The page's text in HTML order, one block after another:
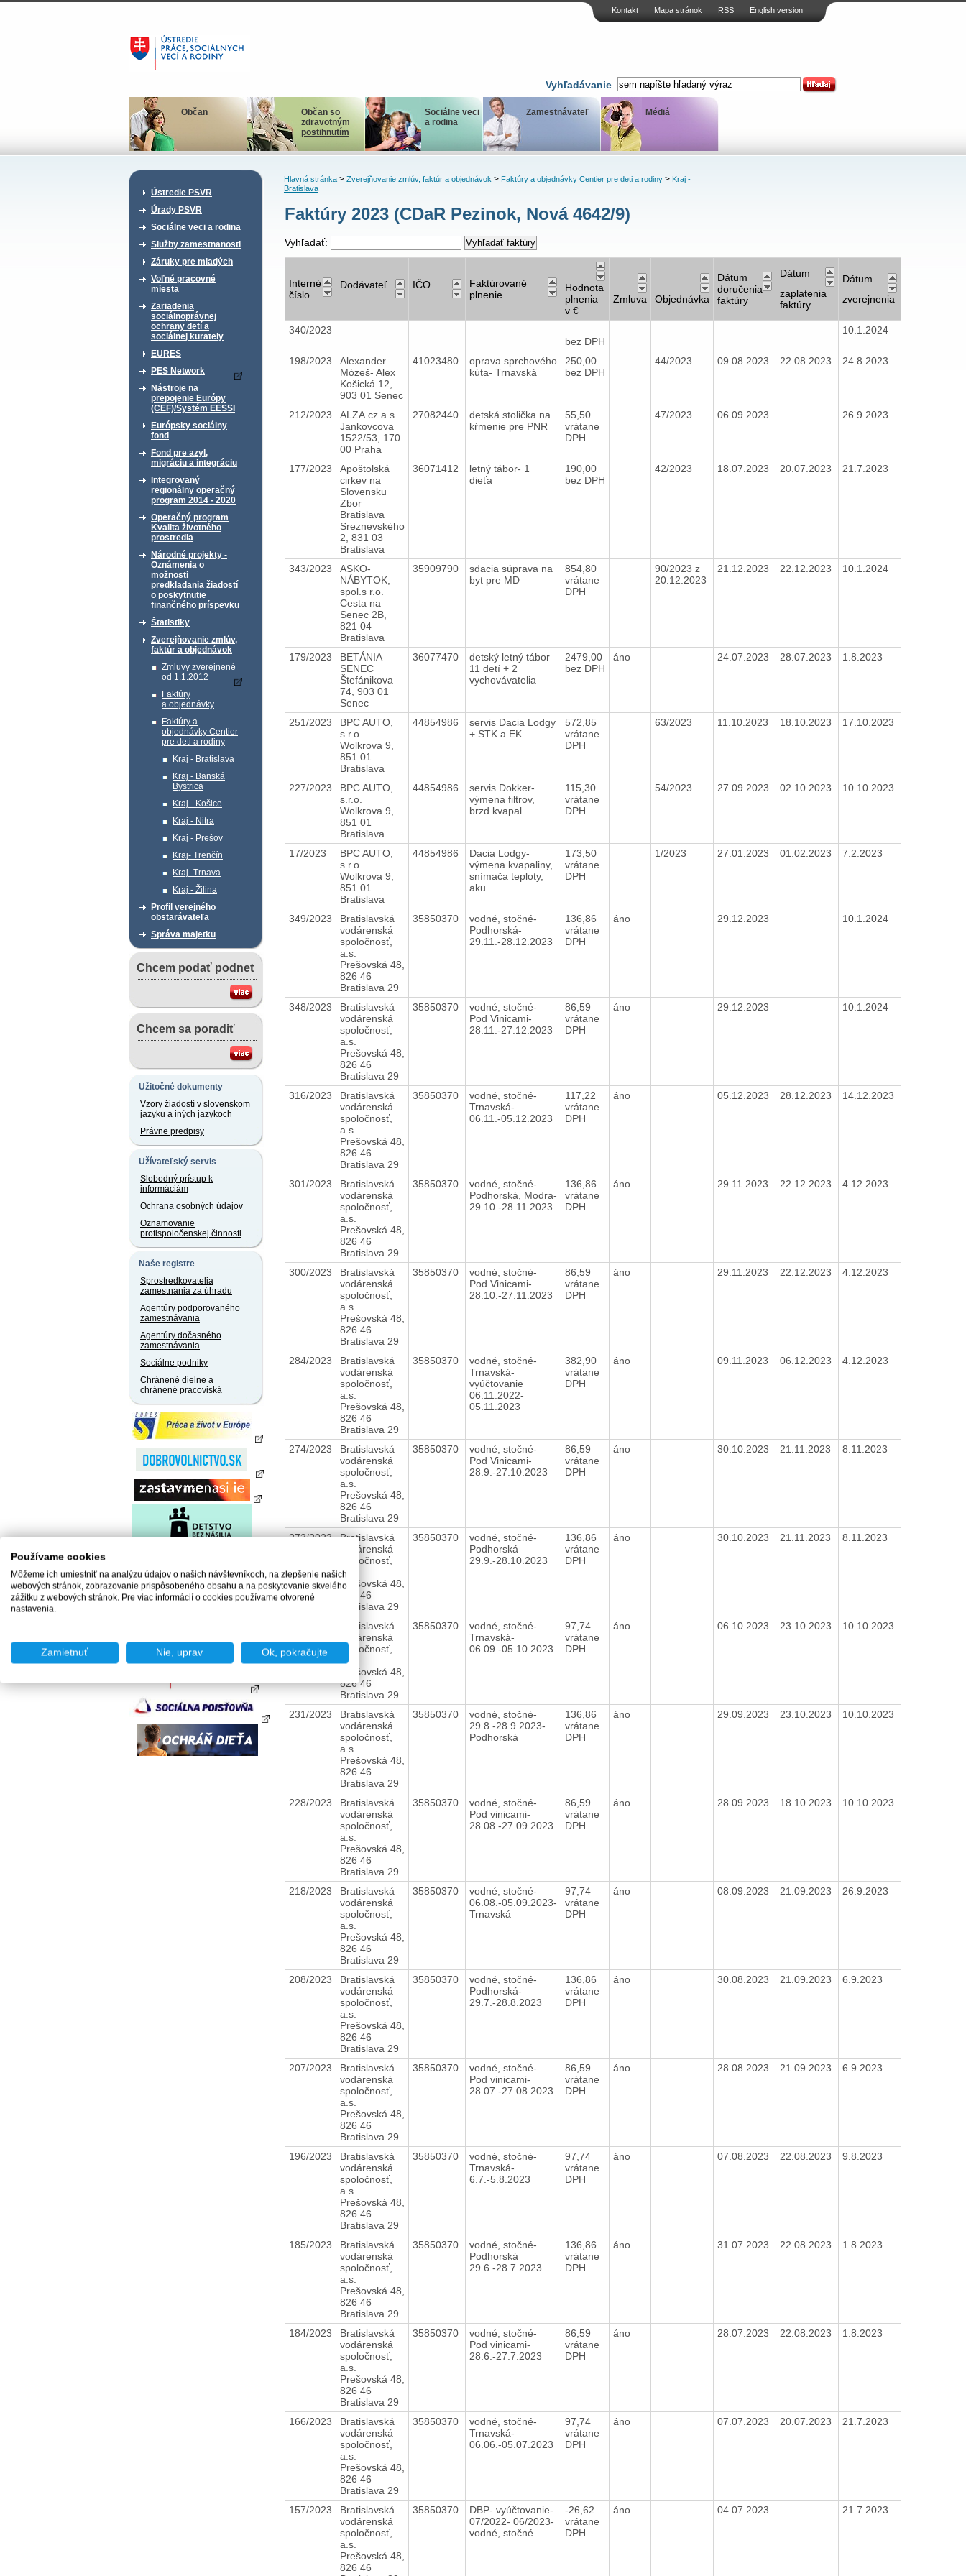
Kontakt Mapa stránok RSS English version
Vyhľadávanie
Občan
Občan so
zdravotným
postihnutím
Sociálne veci
a rodina
Zamestnávateľ Médiá
Ústredie PSVR
Úrady PSVR
Sociálne veci a rodina
Služby zamestnanosti
Záruky pre mladých
Voľné pracovné
miesta
Zariadenia
sociálnoprávnej
ochrany detí a
sociálnej kurately
EURES
PES Network
Nástroje na
prepojenie Európy
(CEF)/Systém EESSI
Európsky sociálny
fond
Fond pre azyl,
migráciu a integráciu
Integrovaný
regionálny operačný
program 2014 - 2020
Operačný program
Kvalita životného
prostredia
Národné projekty -
Oznámenia o
možnosti
predkladania žiadostí
o poskytnutie
finančného príspevku
Štatistiky
Zverejňovanie zmlúv,
faktúr a objednávok
Zmluvy zverejnené
od 1.1.2012
Faktúry
a objednávky
Faktúry a
objednávky Centier
pre deti a rodiny
Kraj - Bratislava
Kraj - Banská
Bystrica
Kraj - Košice
Kraj - Nitra
Kraj - Prešov
Kraj- Trenčín
Kraj- Trnava
Kraj - Žilina
Profil verejného
obstarávateľa
Správa majetku
Chcem podať podnet
Chcem sa poradiť
Užitočné dokumenty
Vzory žiadostí v slovenskom
jazyku a iných jazykoch
Právne predpisy
Užívateľský servis
Slobodný prístup k
informáciám
Ochrana osobných údajov
Oznamovanie
protispoločenskej činnosti
Naše registre
Sprostredkovatelia
zamestnania za úhradu
Agentúry podporovaného
zamestnávania
Agentúry dočasného
zamestnávania
Sociálne podniky
Chránené dielne a
chránené pracoviská
Hlavná stránka> Zverejňovanie zmlúv, faktúr a objednávok> Faktúry a objednávky Centier pre deti a rodiny> Kraj -
Bratislava
Faktúry 2023 (CDaR Pezinok, Nová 4642/9)
Vyhľadať:
Interné
číslo
Dodávateľ IČO
Faktúrované
plnenie
Hodnota
plnenia
v €
Zmluva Objednávka
Dátum
doručenia
faktúry
Dátum
zaplatenia
faktúry
Dátum
zverejnenia
340/2023
bez DPH
10.1.2024
198/2023
Alexander
Mózeš- Alex
Košická 12,
903 01 Senec
41023480
oprava sprchového
kúta- Trnavská
250,00
bez DPH
44/2023 09.08.2023 22.08.2023 24.8.2023
212/2023
ALZA.cz a.s.
Jankovcova
1522/53, 170
00 Praha
27082440
detská stolička na
kŕmenie pre PNR
55,50
vrátane
DPH
47/2023 06.09.2023 26.9.2023
177/2023
Apoštolská
cirkev na
Slovensku
Zbor
Bratislava
Sreznevského
2, 831 03
Bratislava
36071412
letný tábor- 1
dieťa
190,00
bez DPH
42/2023 18.07.2023 20.07.2023 21.7.2023
343/2023
ASKO-
NÁBYTOK,
spol.s r.o.
Cesta na
Senec 2B,
821 04
Bratislava
35909790
sdacia súprava na
byt pre MD
854,80
vrátane
DPH
90/2023 z
20.12.2023
21.12.2023 22.12.2023 10.1.2024
179/2023
BETÁNIA
SENEC
Štefánikova
74, 903 01
Senec
36077470
detský letný tábor
11 detí + 2
vychovávatelia
2479,00
bez DPH
áno 24.07.2023 28.07.2023 1.8.2023
251/2023
BPC AUTO,
s.r.o.
Wolkrova 9,
851 01
Bratislava
44854986
servis Dacia Lodgy
+ STK a EK
572,85
vrátane
DPH
63/2023 11.10.2023 18.10.2023 17.10.2023
227/2023
BPC AUTO,
s.r.o.
Wolkrova 9,
851 01
Bratislava
44854986
servis Dokker-
výmena filtrov,
brzd.kvapal.
115,30
vrátane
DPH
54/2023 27.09.2023 02.10.2023 10.10.2023
17/2023
BPC AUTO,
s.r.o.
Wolkrova 9,
851 01
Bratislava
44854986
Dacia Lodgy-
výmena kvapaliny,
snímača teploty,
aku
173,50
vrátane
DPH
1/2023 27.01.2023 01.02.2023 7.2.2023
349/2023
Bratislavská
vodárenská
spoločnosť,
a.s.
Prešovská 48,
826 46
Bratislava 29
35850370
vodné, stočné-
Podhorská-
29.11.-28.12.2023
136,86
vrátane
DPH
áno 29.12.2023 10.1.2024
348/2023
Bratislavská
vodárenská
spoločnosť,
a.s.
Prešovská 48,
826 46
Bratislava 29
35850370
vodné, stočné-
Pod Vinicami-
28.11.-27.12.2023
86,59
vrátane
DPH
áno 29.12.2023 10.1.2024
316/2023
Bratislavská
vodárenská
spoločnosť,
a.s.
Prešovská 48,
826 46
Bratislava 29
35850370
vodné, stočné-
Trnavská-
06.11.-05.12.2023
117,22
vrátane
DPH
áno 05.12.2023 28.12.2023 14.12.2023
301/2023
Bratislavská
vodárenská
spoločnosť,
a.s.
Prešovská 48,
826 46
Bratislava 29
35850370
vodné, stočné-
Podhorská, Modra-
29.10.-28.11.2023
136,86
vrátane
DPH
áno 29.11.2023 22.12.2023 4.12.2023
300/2023
Bratislavská
vodárenská
spoločnosť,
a.s.
Prešovská 48,
826 46
Bratislava 29
35850370
vodné, stočné-
Pod Vinicami-
28.10.-27.11.2023
86,59
vrátane
DPH
áno 29.11.2023 22.12.2023 4.12.2023
284/2023
Bratislavská
vodárenská
spoločnosť,
a.s.
Prešovská 48,
826 46
Bratislava 29
35850370
vodné, stočné-
Trnavská-
vyúčtovanie
06.11.2022-
05.11.2023
382,90
vrátane
DPH
áno 09.11.2023 06.12.2023 4.12.2023
274/2023
Bratislavská
vodárenská
spoločnosť,
a.s.
Prešovská 48,
826 46
Bratislava 29
35850370
vodné, stočné-
Pod Vinicami-
28.9.-27.10.2023
86,59
vrátane
DPH
áno 30.10.2023 21.11.2023 8.11.2023
273/2023
Bratislavská
vodárenská
spoločnosť,
a.s.
Prešovská 48,
826 46
Bratislava 29
35850370
vodné, stočné-
Podhorská
29.9.-28.10.2023
136,86
vrátane
DPH
áno 30.10.2023 21.11.2023 8.11.2023
Bratislavská
vodárenská
spoločnosť,
a.s.
Prešovská 48,
826 46
Bratislava 29
35850370
vodné, stočné-
Trnavská-
06.09.-05.10.2023
97,74
vrátane
DPH
áno 06.10.2023 23.10.2023 10.10.2023
231/2023
Bratislavská
vodárenská
spoločnosť,
a.s.
Prešovská 48,
826 46
Bratislava 29
35850370
vodné, stočné-
29.8.-28.9.2023-
Podhorská
136,86
vrátane
DPH
áno 29.09.2023 23.10.2023 10.10.2023
228/2023
Bratislavská
vodárenská
spoločnosť,
a.s.
Prešovská 48,
826 46
Bratislava 29
35850370
vodné, stočné-
Pod vinicami-
28.08.-27.09.2023
86,59
vrátane
DPH
áno 28.09.2023 18.10.2023 10.10.2023
218/2023
Bratislavská
vodárenská
spoločnosť,
a.s.
Prešovská 48,
826 46
Bratislava 29
35850370
vodné, stočné-
06.08.-05.09.2023-
Trnavská
97,74
vrátane
DPH
áno 08.09.2023 21.09.2023 26.9.2023
208/2023
Bratislavská
vodárenská
spoločnosť,
a.s.
Prešovská 48,
826 46
Bratislava 29
35850370
vodné, stočné-
Podhorská-
29.7.-28.8.2023
136,86
vrátane
DPH
áno 30.08.2023 21.09.2023 6.9.2023
207/2023
Bratislavská
vodárenská
spoločnosť,
a.s.
Prešovská 48,
826 46
Bratislava 29
35850370
vodné, stočné-
Pod vinicami-
28.07.-27.08.2023
86,59
vrátane
DPH
áno 28.08.2023 21.09.2023 6.9.2023
196/2023
Bratislavská
vodárenská
spoločnosť,
a.s.
Prešovská 48,
826 46
Bratislava 29
35850370
vodné, stočné-
Trnavská-
6.7.-5.8.2023
97,74
vrátane
DPH
áno 07.08.2023 22.08.2023 9.8.2023
185/2023
Bratislavská
vodárenská
spoločnosť,
a.s.
Prešovská 48,
826 46
Bratislava 29
35850370
vodné, stočné-
Podhorská
29.6.-28.7.2023
136,86
vrátane
DPH
áno 31.07.2023 22.08.2023 1.8.2023
184/2023
Bratislavská
vodárenská
spoločnosť,
a.s.
Prešovská 48,
826 46
Bratislava 29
35850370
vodné, stočné-
Pod vinicami-
28.6.-27.7.2023
86,59
vrátane
DPH
áno 28.07.2023 22.08.2023 1.8.2023
166/2023
Bratislavská
vodárenská
spoločnosť,
a.s.
Prešovská 48,
826 46
Bratislava 29
35850370
vodné, stočné-
Trnavská-
06.06.-05.07.2023
97,74
vrátane
DPH
áno 07.07.2023 20.07.2023 21.7.2023
157/2023
Bratislavská
vodárenská
spoločnosť,
a.s.
Prešovská 48,
826 46
35850370
DBP- vyúčtovanie-
07/2022- 06/2023-
vodné, stočné
-26,62
vrátane
DPH
áno 04.07.2023 21.7.2023
Používame cookies
Môžeme ich umiestniť na analýzu údajov o našich návštevníkoch, na zlepšenie našich
webových stránok, zobrazovanie prispôsobeného obsahu a na poskytovanie skvelého
zážitku z webových stránok. Pre viac informácií o cookies používame otvorené
nastavenia.
Zamietnuť Nie, uprav Ok, pokračujte